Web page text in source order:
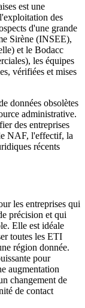
est une
des
d'une grande
Sirène (INSEE),
et le Bodacc
les équipes
vérifiées et mises
données obsolètes
administrative.
des entreprises
NAF, l'effectif, la
récents
les entreprises qui
précision et qui
Elle est idéale
toutes les ETI
région donnée.
pour
augmentation
changement de
de contact